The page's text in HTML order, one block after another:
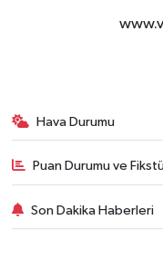
Hava Durumu
Puan Durumu ve
Son Dakika Haberleri